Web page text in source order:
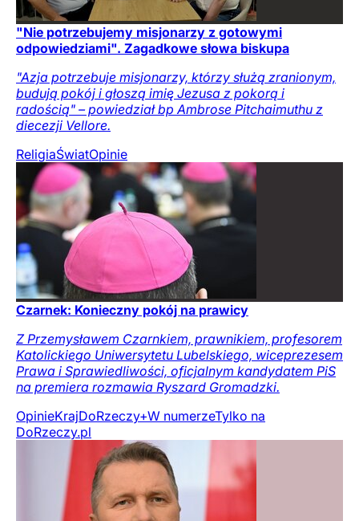
"Nie potrzebujemy misjonarzy z gotowymi
odpowiedziami". Zagadkowe słowa biskupa
"Azja potrzebuje misjonarzy, którzy służą zranionym,
budują pokój i głoszą imię Jezusa z pokorą i
radością" – powiedział bp Ambrose Pitchaimuthu z
diecezji Vellore.
ReligiaŚwiatOpinie
Czarnek: Konieczny pokój na prawicy
Z Przemysławem Czarnkiem, prawnikiem, profesorem
Katolickiego Uniwersytetu Lubelskiego, wiceprezesem
Prawa i Sprawiedliwości, oficjalnym kandydatem PiS
na premiera rozmawia Ryszard Gromadzki.
OpinieKrajDoRzeczy+W numerzeTylko na
DoRzeczy.pl